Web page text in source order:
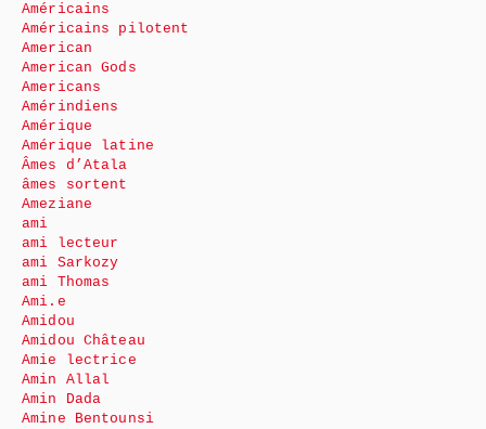
Américains
Américains pilotent
American
American Gods
Americans
Amérindiens
Amérique
Amérique latine
Âmes d’Atala
âmes sortent
Ameziane
ami
ami lecteur
ami Sarkozy
ami Thomas
Ami.e
Amidou
Amidou Château
Amie lectrice
Amin Allal
Amin Dada
Amine Bentounsi